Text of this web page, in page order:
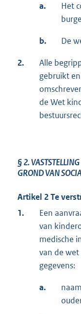
a.
Het
b. De
2.
Alle
gebruikt
de Wet
§ 2.
GROND VAN
Artikel 2 Te
1.
Een
van
medische
van de
gegevens:
a.